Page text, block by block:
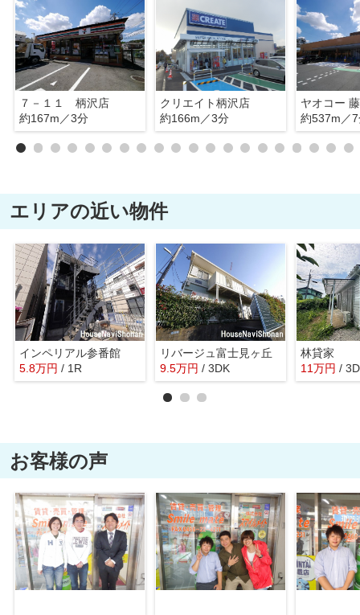
７－１１ 柄沢店
約167m／3分
クリエイト柄沢店
約166m／3分
ヤオコー
約537m／
エリアの近い物件
インペリアル参番館
5.8万円 / 1R
リバージュ富士見ヶ丘
9.5万円 / 3DK
林貸家
11万円 /
お客様の声